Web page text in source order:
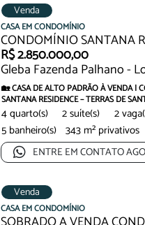
Oportunidade
Venda
CASA EM CONDOMÍNIO
CONDOMÍNIO SANTANA
R$ 2.850.000,00
Gleba Fazenda Palhano -
🏡 CASA DE ALTO PADRÃO À VENDA |
SANTANA RESIDENCE – TERRAS DE
SUL ✨ Sofis...
4 quarto(s) 2 suíte(s)
2
5 banheiro(s) 343 m² privativos
ENTRE EM CONTATO
Venda
CASA EM CONDOMÍNIO